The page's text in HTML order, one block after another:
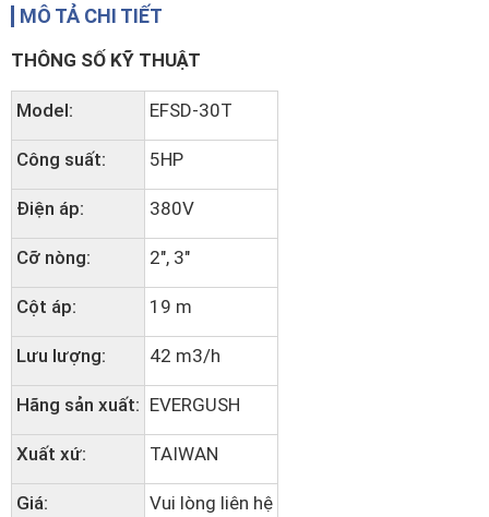
MÔ TẢ CHI TIẾT
THÔNG SỐ KỸ THUẬT
Model: EFSD-30T
Công suất: 5HP
Điện áp: 380V
Cỡ nòng: 2", 3"
Cột áp: 19 m
Lưu lượng: 42 m3/h
Hãng sản xuất: EVERGUSH
Xuất xứ: TAIWAN
Giá: Vui lòng liên hệ